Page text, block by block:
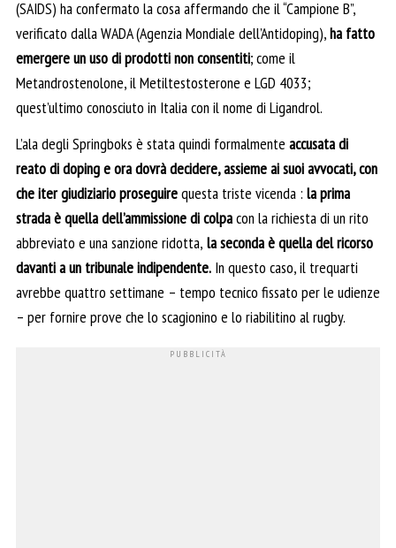
(SAIDS) ha confermato la cosa affermando che il “Campione B”,
verificato dalla WADA (Agenzia Mondiale dell’Antidoping),ha fatto
emergere un uso di prodotti non consentiti; come il
Metandrostenolone, il Metiltestosterone e LGD 4033;
quest’ultimo conosciuto in Italia con il nome di Ligandrol.
L’ala degli Springboks è stata quindi formalmente accusata di
reato di doping e ora dovrà decidere, assieme ai suoi avvocati, con
che iter giudiziario proseguirequesta triste vicenda : la prima
strada è quella dell’ammissione di colpacon la richiesta di un rito
abbreviato e una sanzione ridotta, la seconda è quella del ricorso
davanti a un tribunale indipendente. In questo caso, il trequarti
avrebbe quattro settimane – tempo tecnico fissato per le udienze
– per fornire prove che lo scagionino e lo riabilitino al rugby.